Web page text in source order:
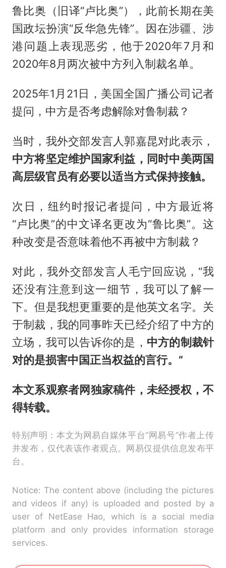
鲁比奥（旧译“卢比奥”），此前长期在美
国政坛扮演“反华急先锋”。因在涉疆、涉
港问题上表现恶劣，他于2020年7月和
2020年8月两次被中方列入制裁名单。
2025年1月21日，美国全国广播公司记者
提问，中方是否考虑解除对鲁制裁？
当时，我外交部发言人郭嘉昆对此表示，
中方将坚定维护国家利益，同时中美两国
高层级官员有必要以适当方式保持接触。
次日，纽约时报记者提问，中方最近将
“卢比奥”的中文译名更改为“鲁比奥”。这
种改变是否意味着他不再被中方制裁？
对此，我外交部发言人毛宁回应说，“我
还没有注意到这一细节，我可以了解一
下。但是我想更重要的是他英文名字。关
于制裁，我的同事昨天已经介绍了中方的
立场，我可以告诉你的是， 中方的制裁针
对的是损害中国正当权益的言行。”
本文系观察者网独家稿件，未经授权，不
得转载。
特别声明：本文为网易自媒体平台“网易号”作者上传
并发布，仅代表该作者观点。网易仅提供信息发布平
台。
Notice: The content above (including the pictures
and videos if any) is uploaded and posted by a
user of NetEase Hao, which is a social media
platform and only provides information storage
services.